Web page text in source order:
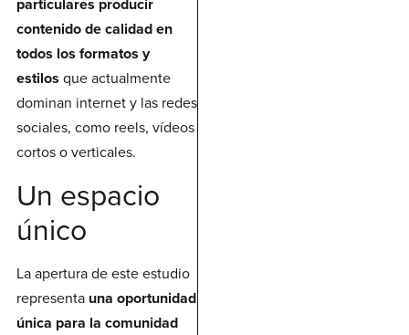
contenido de calidad en
todos los formatos y
estilos que actualmente
dominan internet y las redes
sociales, como reels, vídeos
cortos o verticales.
Un espacio
único
La apertura de este estudio
representa una oportunidad
única para la comunidad